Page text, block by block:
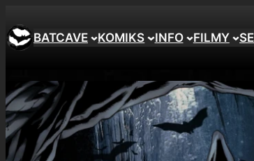
BATCAVE KOMIKS INFO FILMY